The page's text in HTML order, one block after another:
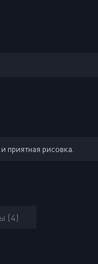
приятная рисовка.
(4)